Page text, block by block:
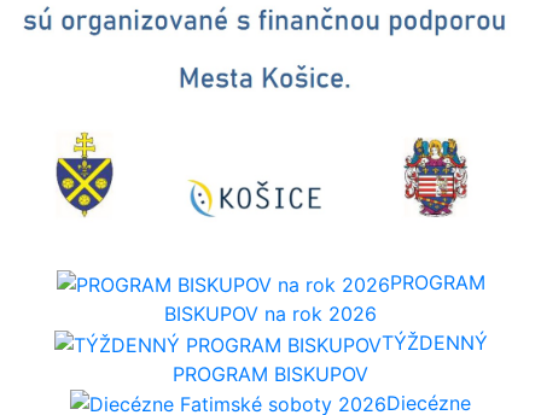
PROGRAM
BISKUPOV na rok 2026
TÝŽDENNÝ
PROGRAM BISKUPOV
Diecézne